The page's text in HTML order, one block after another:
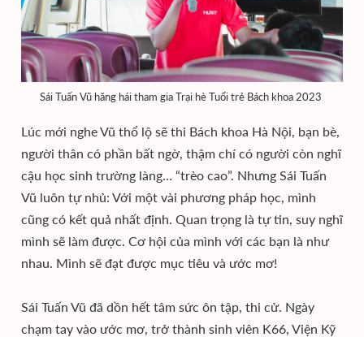
Sái Tuấn Vũ hăng hái tham gia Trại hè Tuổi trẻ Bách khoa 2023
Lúc mới nghe Vũ thổ lộ sẽ thi Bách khoa Hà Nội, bạn bè,
người thân có phần bất ngờ, thậm chí có người còn nghĩ
cậu học sinh trường làng… “trèo cao”. Nhưng Sái Tuấn
Vũ luôn tự nhủ: Với một vài phương pháp học, mình
cũng có kết quả nhất định. Quan trọng là tự tin, suy nghĩ
mình sẽ làm được. Cơ hội của mình với các bạn là như
nhau. Mình sẽ đạt được mục tiêu và ước mơ!
Sái Tuấn Vũ đã dồn hết tâm sức ôn tập, thi cử. Ngày
chạm tay vào ước mơ, trở thành sinh viên K66, Viện Kỹ